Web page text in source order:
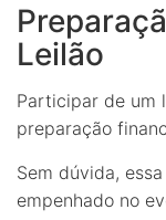
Leilão
Participar de um
preparação
Sem dúvida,
empenhado no